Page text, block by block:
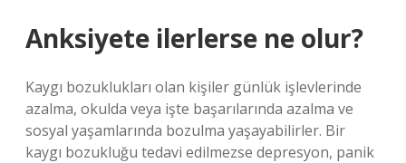
Anksiyete ilerlerse ne olur?
Kaygı bozuklukları olan kişiler günlük işlevlerinde
azalma, okulda veya işte başarılarında azalma ve
sosyal yaşamlarında bozulma yaşayabilirler. Bir
kaygı bozukluğu tedavi edilmezse depresyon, panik